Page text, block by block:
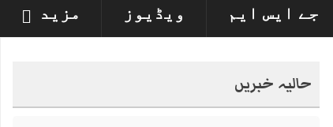
جے ایس ایم ویڈیوز مزید
حالیہ خبریں